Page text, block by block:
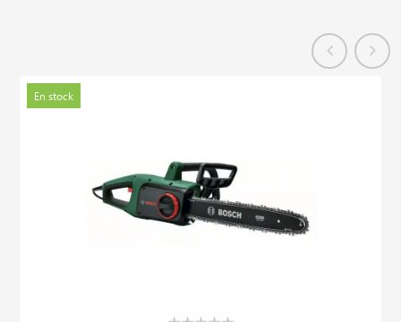
En stock